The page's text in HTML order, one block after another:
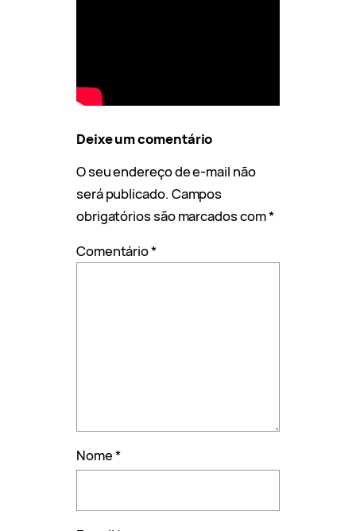
Deixe um comentário
O seu endereço de e-mail não
será publicado. Campos
obrigatórios são marcados com*
Comentário*
Nome*